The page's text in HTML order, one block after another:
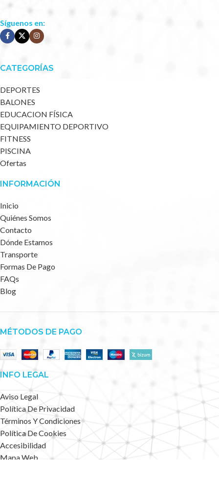
Síguenos en:
CATEGORÍAS
DEPORTES
BALONES
EDUCACION FÍSICA
EQUIPAMIENTO DEPORTIVO
FITNESS
PISCINA
Ofertas
INFORMACIÓN
Inicio
Quiénes Somos
Contacto
Dónde Estamos
Transporte
Formas De Pago
FAQs
Blog
MÉTODOS DE PAGO
INFO LEGAL
Aviso Legal
Política De Privacidad
Términos Y Condiciones
Política De Cookies
Accesibilidad
Mapa Web